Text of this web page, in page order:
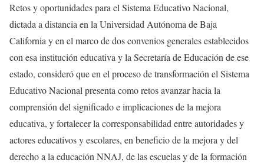
Retos y oportunidades para el Sistema Educativo Nacional,
dictada a distancia en la Universidad Autónoma de Baja
California y en el marco de dos convenios generales establecidos
con esa institución educativa y la Secretaría de Educación de ese
estado, consideró que en el proceso de transformación el Sistema
Educativo Nacional presenta como retos avanzar hacia la
comprensión del significado e implicaciones de la mejora
educativa, y fortalecer la corresponsabilidad entre autoridades y
actores educativos y escolares, en beneficio de la mejora y del
derecho a la educación NNAJ, de las escuelas y de la formación